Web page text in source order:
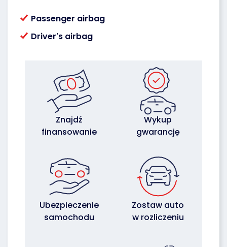
Passenger airbag
Driver's airbag
Znajdź
finansowanie
Wykup
gwarancję
Ubezpieczenie
samochodu
Zostaw auto
w rozliczeniu